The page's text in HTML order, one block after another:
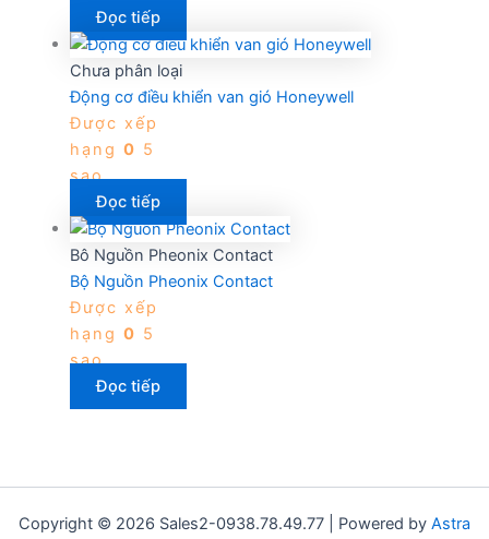
Đọc tiếp
Chưa phân loại
Động cơ điều khiển van gió Honeywell
Được xếp
hạng 0 5
sao
Đọc tiếp
Bô Nguồn Pheonix Contact
Bộ Nguồn Pheonix Contact
Được xếp
hạng 0 5
sao
Đọc tiếp
Copyright © 2026 Sales2-0938.78.49.77 | Powered by Astra